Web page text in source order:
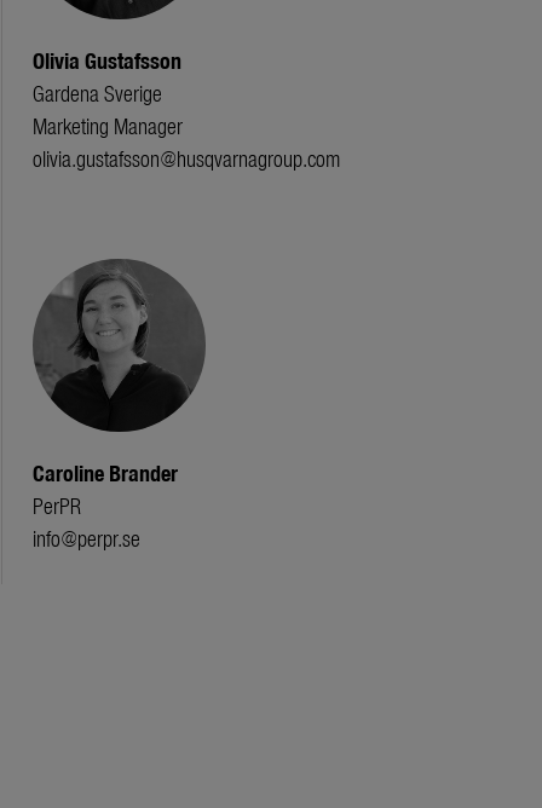
Olivia Gustafsson
Gardena Sverige
Marketing Manager
olivia.gustafsson@husqvarnagroup.com
Caroline Brander
PerPR
info@perpr.se